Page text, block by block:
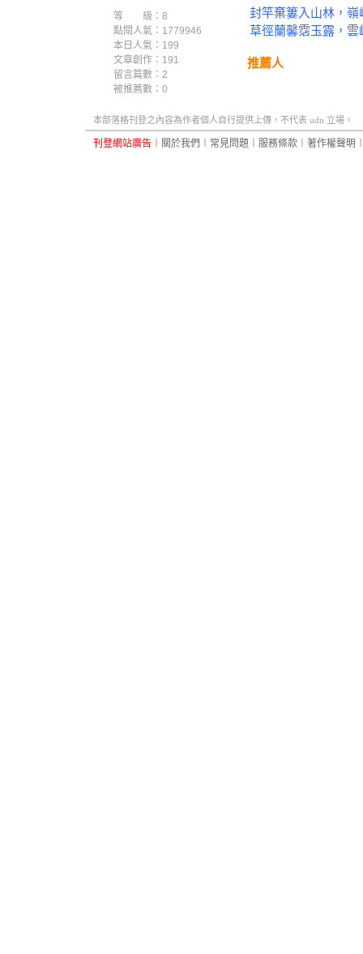
等 級：8
點閱人氣：1779946
本日人氣：199
文章創作：191
留言篇數：2
被推薦數： 0
封竿棄簍入山林，
草徑蘭馨霑玉露，
推薦人
本部落格刊登之內容為作者個人自行提供上傳，不代表 udn 立場。
刊登網站廣告 關於我們 常見問題 服務條款 著作權聲明